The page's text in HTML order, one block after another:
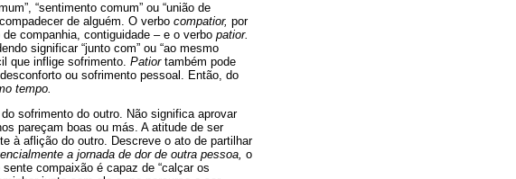
“sentimento comum” ou “união de
de alguém. O verbo compatior, por
companhia, contiguidade – e o verbo patior.
significar “junto com” ou “ao mesmo
que inflige sofrimento. Patiortambém pode
ou sofrimento pessoal. Então, do
tempo.
sofrimento do outro. Não significa aprovar
pareçam boas ou más. A atitude de ser
à aflição do outro. Descreve o ato de partilhar
a jornada de dor de outra pessoa, o
compaixão é capaz de “calçar os